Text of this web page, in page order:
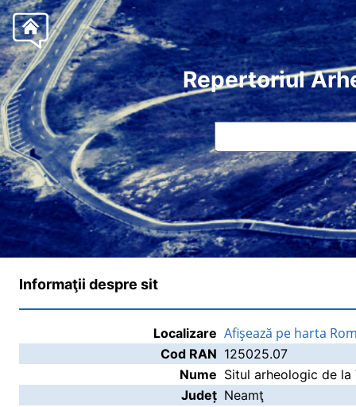
Repertoriul
Informaţii despre sit
Localizare Afişează pe harta
Cod RAN 125025.07
Nume Situl arheologic de
Județ Neamţ